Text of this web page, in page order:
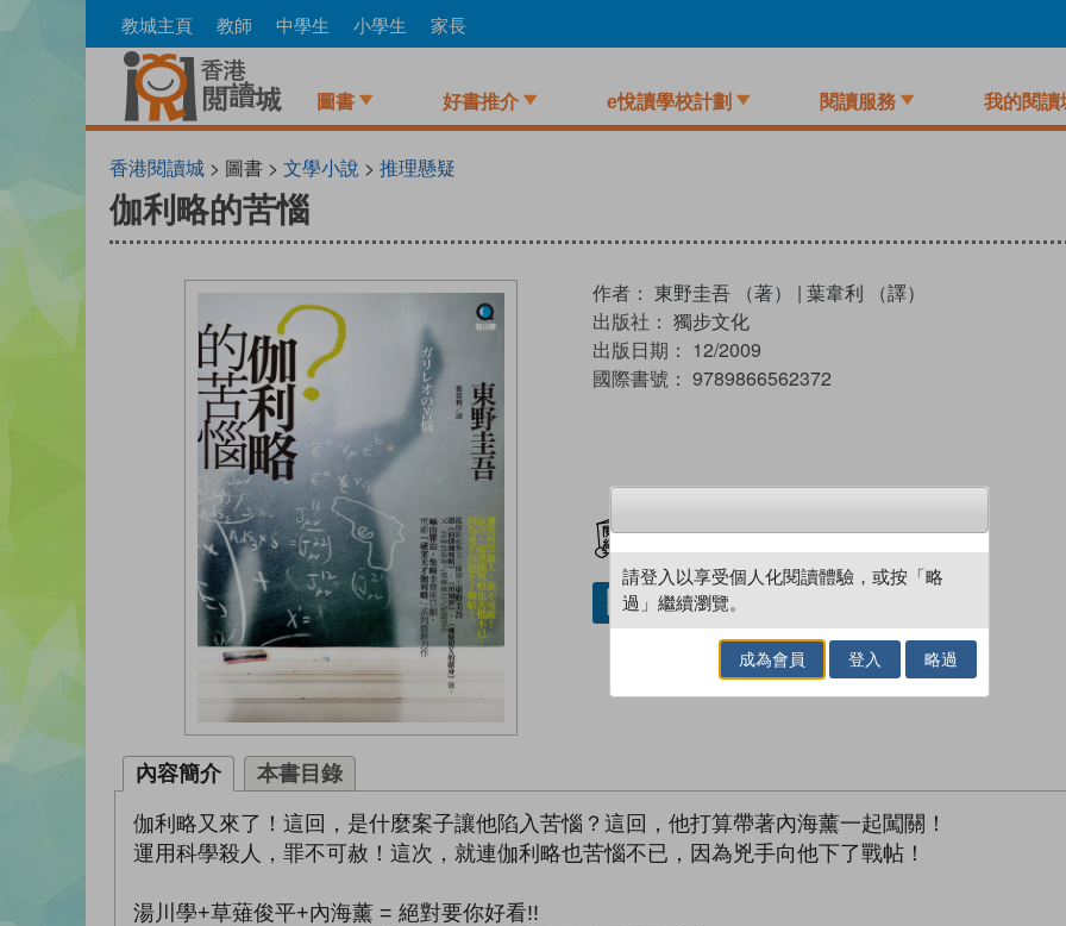
to
教城主頁 教師 中學生 小學生 家長
圖書 好書推介 e悅讀學校計劃 閱讀服務 我的閱讀
香港閱讀城 > 圖書 > 文學小說 > 推理懸疑
伽利略的苦惱
作者： 東野圭吾 （著） | 葉韋利 （譯）
出版社： 獨步文化
出版日期： 12/2009
國際書號： 9789866562372
借閱實體書
內容簡介 本書目錄
伽利略又來了！這回，是什麼案子讓他陷入苦惱？這回，他打算帶著內海薰一起闖關！
運用科學殺人，罪不可赦！這次，就連伽利略也苦惱不已，因為兇手向他下了戰帖！
湯川學+草薙俊平+內海薰 = 絕對要你好看!!
請登入以享受個人化閱讀體驗，或按「略
過」繼續瀏覽。
成為會員 登入 略過